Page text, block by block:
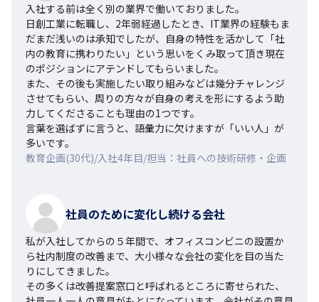
入社する前は全く別の業界で働いておりました。
日創工業に転職し、2年弱経過したとき、IT業界の経験もま
だまだ浅いのは承知でしたが、自身の特性を活かして「社
内の教育に携わりたい」という思いをくみ取って頂き現在
のポジションにアテンドしてもらいました。
また、その後も実施したい取り組みなどは幾分チャレンジ
させてもらい、周りの方々が自身の考えを形にするよう助
力してくださることも理由の1つです。
言葉を選ばずに言うと、語彙力に欠けますが「いい人」が
多いです。
教育企画(30代)/入社4年目/担当：社員への技術研修・企画
社員のために変化し続ける会社
私が入社してからの５年間で、オフィスコンビニの設置か
ら社内制度の改善まで、大小様々な会社の変化を目の当た
りにしてきました。
その多くは改善提案窓口と呼ばれるところに寄せられた、